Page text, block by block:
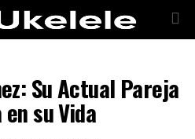
Su Actual Pareja
su Vida